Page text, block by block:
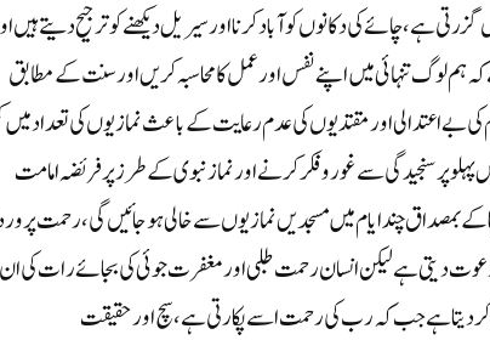
ہے، چائے کی دکانوں کو آباد کرنا اور سیریل دیکھنے کو ترجیح دیتے ہیں
لوگ تنہائی میں اپنے نفس اور عمل کا محاسبہ کریں اور سنت کے مطابق
بے اعتدالی اور مقتدیوں کی عدم رعایت کے باعث نمازیوں کی تعداد میں
پرسنجیدگی سے غور وفکر کرنے اور نماز نبوی کے طرز پرفریضہ امامت
چندایام میں مسجدیں نمازیوں سے خالی ہو جائیں گی،رحمت
دیتی ہے لیکن انسان رحمت طلبی اور مغفرت جوئی کی بجائے رات کی ان
ہے جب کہ رب کی رحمت اسے پکارتی ہے، سچ اور حقیقت